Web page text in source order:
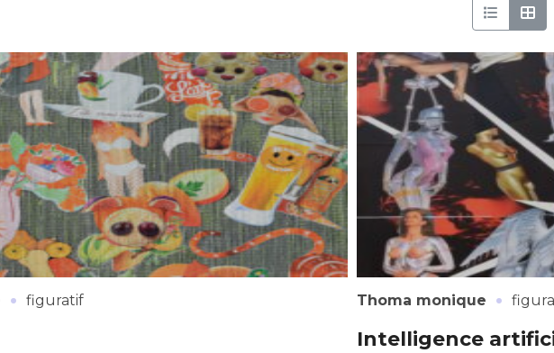
· figuratif Thoma monique ·
Intelligence